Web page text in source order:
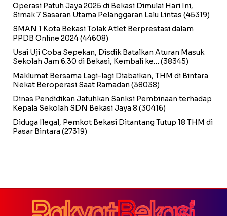
Operasi Patuh Jaya 2025 di Bekasi Dimulai Hari Ini,
Simak 7 Sasaran Utama Pelanggaran Lalu Lintas (45319)
SMAN 1 Kota Bekasi Tolak Atlet Berprestasi dalam
PPDB Online 2024(44608)
Usai Uji Coba Sepekan, Disdik Batalkan Aturan Masuk
Sekolah Jam 6.30 di Bekasi, Kembali ke… (38345)
Maklumat Bersama Lagi-lagi Diabaikan, THM di Bintara
Nekat Beroperasi Saat Ramadan (38038)
Dinas Pendidikan Jatuhkan Sanksi Pembinaan terhadap
Kepala Sekolah SDN Bekasi Jaya 8 (30416)
Diduga Ilegal, Pemkot Bekasi Ditantang Tutup 18 THM di
Pasar Bintara (27319)